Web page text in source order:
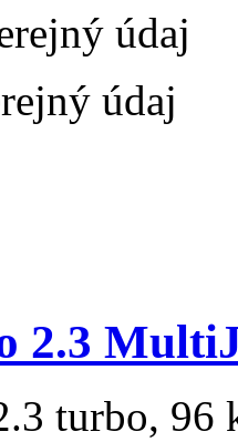
údaj
údaj
2.3
turbo, 96